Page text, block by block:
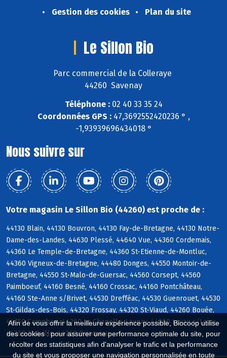
Afin de vous offrir la meilleure expérience possible, Biocoop utilise
des cookies : pour assurer une performance optimale du site, pour
récolter des statistiques afin d'analyser le trafic et la performance
du site et vous proposer une navigation personnalisée en toute
Gestion des cookies
Plan du site
Le Sillon Bio
Parc commercial de la Colleraye
44260 Savenay
Téléphone :02 40 33 35 24
Coordonnées GPS :47,3692552420236 ° ,
-1,93939696434018 °
Nous suivre sur
Votre magasin Le Sillon Bio (44260) est proche de :
44130 Blain, 44130 Bouvron, 44130 Fay-de-Bretagne, 44130 Notre-
Dame-des-Landes, 44630 Plessé, 44640 Vue, 44360 Cordemais,
44360 Le Temple-de-Bretagne, 44360 St-Etienne-de-Montluc,
44360 Vigneux-de-Bretagne, 44480 Donges, 44550 Montoir-de-
Bretagne, 44550 St-Malo-de-Guersac, 44560 Corsept, 44560
Paimboeuf, 44160 Besné, 44160 Crossac, 44160 Pontchâteau,
44160 Ste-Anne s/Brivet, 44530 Drefféac, 44530 Guenrouet, 44530
St-Gildas-des-Bois, 44320 Frossay, 44320 St-Viaud, 44260 Bouée,
44750 Campbon, 44260 La Chapelle-Launay, 44260 Lavau s/Loire,
44260 Malville, 44260 Prinquiau